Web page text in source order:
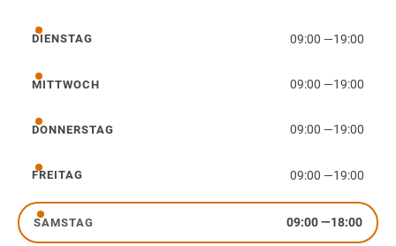
Dienstag
DIENSTAG 09:00 —19:00
Mittwoch
MITTWOCH 09:00 —19:00
Donnerstag
DONNERSTAG 09:00 —19:00
Freitag
FREITAG 09:00 —19:00
Samstag
SAMSTAG 09:00—18:00